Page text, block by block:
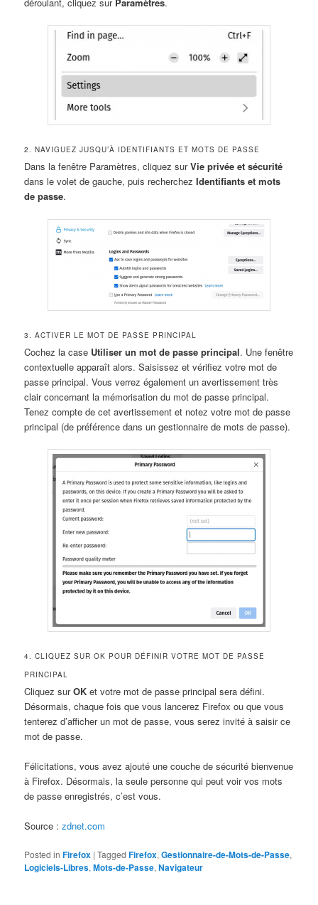
2. NAVIGUEZ JUSQU’À IDENTIFIANTS ET MOTS DE PASSE
Dans la fenêtre Paramètres, cliquez surVie privée et sécurité
dans le volet de gauche, puis recherchezIdentifiants et mots
de passe.
3. ACTIVER LE MOT DE PASSE PRINCIPAL
Cochez la case Utiliser un mot de passe principal. Une fenêtre
contextuelle apparaît alors. Saisissez et vérifiez votre mot de
passe principal. Vous verrez également un avertissement très
clair concernant la mémorisation du mot de passe principal.
Tenez compte de cet avertissement et notez votre mot de passe
principal (de préférence dans un gestionnaire de mots de passe).
4. CLIQUEZ SUR OK POUR DÉFINIR VOTRE MOT DE PASSE
PRINCIPAL
Cliquez surOK et votre mot de passe principal sera défini.
Désormais, chaque fois que vous lancerez Firefox ou que vous
tenterez d’afficher un mot de passe, vous serez invité à saisir ce
mot de passe.
Félicitations, vous avez ajouté une couche de sécurité bienvenue
à Firefox. Désormais, la seule personne qui peut voir vos mots
de passe enregistrés, c’est vous.
Source :zdnet.com
Posted in Firefox |Tagged Firefox,Gestionnaire-de-Mots-de-Passe,
Logiciels-Libres,Mots-de-Passe,Navigateur